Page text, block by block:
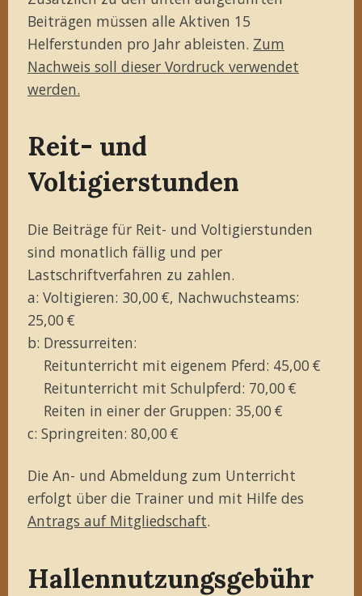
Beiträgen müssen alle Aktiven 15
Helferstunden pro Jahr ableisten. Zum
Nachweis soll dieser Vordruck verwendet
werden.
Reit- und
Voltigierstunden
Die Beiträge für Reit- und Voltigierstunden
sind monatlich fällig und per
Lastschriftverfahren zu zahlen.
a: Voltigieren: 30,00 €, Nachwuchsteams:
25,00 €
b: Dressurreiten:
Reitunterricht mit eigenem Pferd: 45,00 €
Reitunterricht mit Schulpferd: 70,00 €
Reiten in einer der Gruppen: 35,00 €
c: Springreiten: 80,00 €
Die An- und Abmeldung zum Unterricht
erfolgt über die Trainer und mit Hilfe des
Antrags auf Mitgliedschaft.
Hallennutzungsgebühr